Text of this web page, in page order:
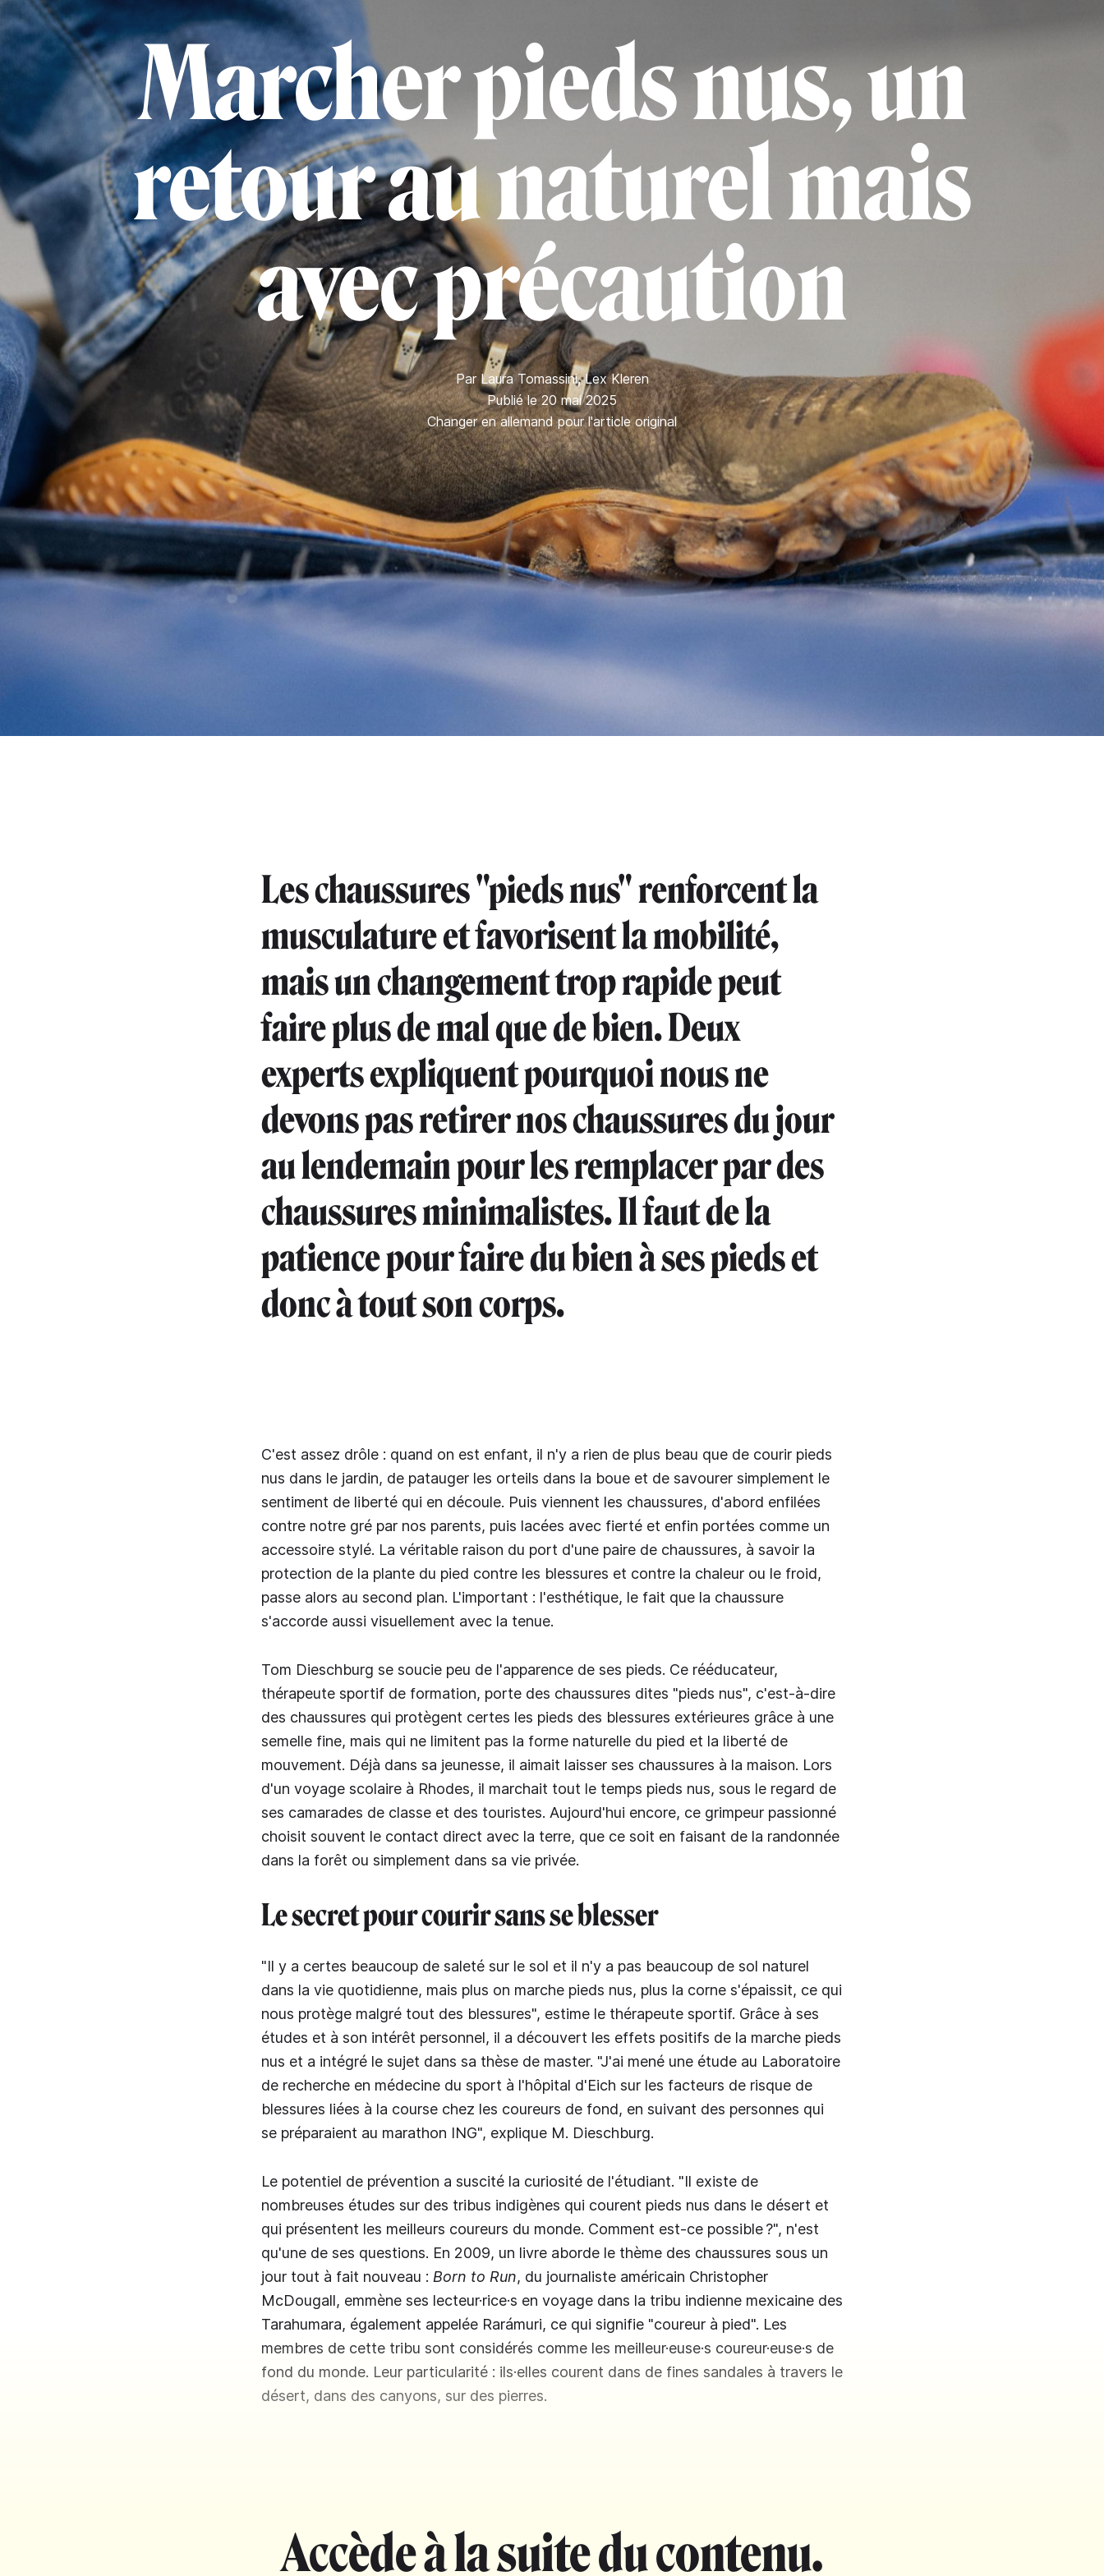
Marcher pieds nus, un
retour au naturel mais
avec précaution
Par Laura Tomassini,Lex Kleren
Publié le 20 mai 2025
Changer en allemand pour l'article original
Les chaussures "pieds nus" renforcent la
musculature et favorisent la mobilité,
mais un changement trop rapide peut
faire plus de mal que de bien. Deux
experts expliquent pourquoi nous ne
devons pas retirer nos chaussures du jour
au lendemain pour les remplacer par des
chaussures minimalistes. Il faut de la
patience pour faire du bien à ses pieds et
donc à tout son corps.
C'est assez drôle : quand on est enfant, il n'y a rien de plus beau que de courir pieds
nus dans le jardin, de patauger les orteils dans la boue et de savourer simplement le
sentiment de liberté qui en découle. Puis viennent les chaussures, d'abord enfilées
contre notre gré par nos parents, puis lacées avec fierté et enfin portées comme un
accessoire stylé. La véritable raison du port d'une paire de chaussures, à savoir la
protection de la plante du pied contre les blessures et contre la chaleur ou le froid,
passe alors au second plan. L'important : l'esthétique, le fait que la chaussure
s'accorde aussi visuellement avec la tenue.
Tom Dieschburg se soucie peu de l'apparence de ses pieds. Ce rééducateur,
thérapeute sportif de formation, porte des chaussures dites "pieds nus", c'est-à-dire
des chaussures qui protègent certes les pieds des blessures extérieures grâce à une
semelle fine, mais qui ne limitent pas la forme naturelle du pied et la liberté de
mouvement. Déjà dans sa jeunesse, il aimait laisser ses chaussures à la maison. Lors
d'un voyage scolaire à Rhodes, il marchait tout le temps pieds nus, sous le regard de
ses camarades de classe et des touristes. Aujourd'hui encore, ce grimpeur passionné
choisit souvent le contact direct avec la terre, que ce soit en faisant de la randonnée
dans la forêt ou simplement dans sa vie privée.
Le secret pour courir sans se blesser
"Il y a certes beaucoup de saleté sur le sol et il n'y a pas beaucoup de sol naturel
dans la vie quotidienne, mais plus on marche pieds nus, plus la corne s'épaissit, ce qui
nous protège malgré tout des blessures", estime le thérapeute sportif. Grâce à ses
études et à son intérêt personnel, il a découvert les effets positifs de la marche pieds
nus et a intégré le sujet dans sa thèse de master. "J'ai mené une étude au Laboratoire
de recherche en médecine du sport à l'hôpital d'Eich sur les facteurs de risque de
blessures liées à la course chez les coureurs de fond, en suivant des personnes qui
se préparaient au marathon ING", explique M. Dieschburg.
Le potentiel de prévention a suscité la curiosité de l'étudiant. "Il existe de
nombreuses études sur des tribus indigènes qui courent pieds nus dans le désert et
qui présentent les meilleurs coureurs du monde. Comment est-ce possible ?", n'est
qu'une de ses questions. En 2009, un livre aborde le thème des chaussures sous un
jour tout à fait nouveau : Born to Run, du journaliste américain Christopher
McDougall, emmène ses lecteur·rice·s en voyage dans la tribu indienne mexicaine des
Tarahumara, également appelée Rarámuri, ce qui signifie "coureur à pied". Les
membres de cette tribu sont considérés comme les meilleur·euse·s coureur·euse·s de
fond du monde. Leur particularité : ils·elles courent dans de fines sandales à travers le
désert, dans des canyons, sur des pierres.
Accède à la suite du contenu.